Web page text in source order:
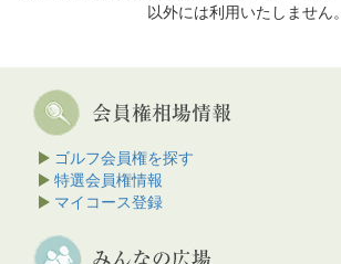
以外には利用いたしません。
ゴルフ会員権を探す
特選会員権情報
マイコース登録